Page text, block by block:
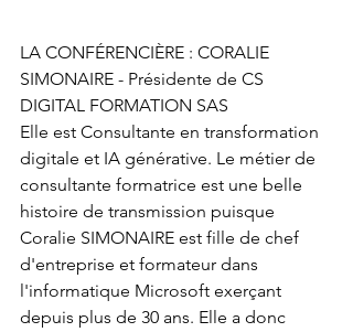
LA CONFÉRENCIÈRE : CORALIE
SIMONAIRE - Présidente de CS
DIGITAL FORMATION SAS
Elle est Consultante en transformation
digitale et IA générative. Le métier de
consultante formatrice est une belle
histoire de transmission puisque
Coralie SIMONAIRE est fille de chef
d'entreprise et formateur dans
l'informatique Microsoft exerçant
depuis plus de 30 ans. Elle a donc